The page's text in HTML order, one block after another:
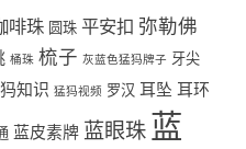
啡珠 圆珠 平安扣 弥勒佛
桶珠 梳子 灰蓝色猛犸牌子 牙尖
知识 猛犸视频 罗汉 耳坠 耳环
蓝皮素牌 蓝眼珠蓝